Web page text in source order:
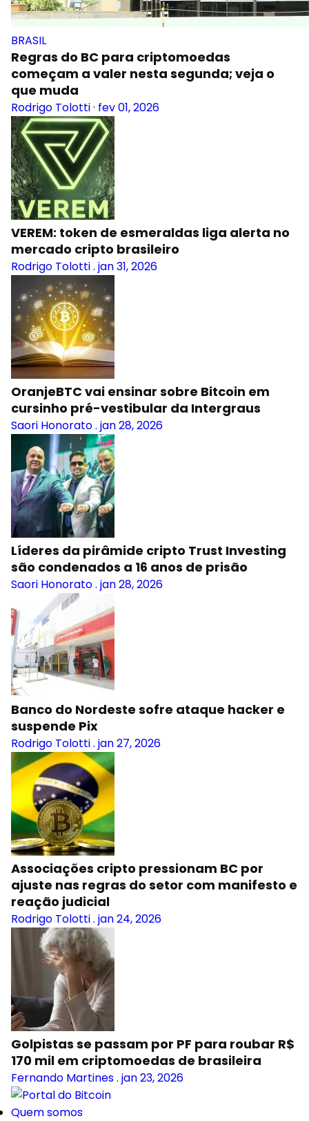
BRASIL
Regras do BC para criptomoedas
começam a valer nesta segunda; veja o
que muda
Rodrigo Tolotti· fev 01, 2026
VEREM: token de esmeraldas liga alerta no
mercado cripto brasileiro
Rodrigo Tolotti. jan 31, 2026
OranjeBTC vai ensinar sobre Bitcoin em
cursinho pré-vestibular da Intergraus
Saori Honorato. jan 28, 2026
Líderes da pirâmide cripto Trust Investing
são condenados a 16 anos de prisão
Saori Honorato. jan 28, 2026
Banco do Nordeste sofre ataque hacker e
suspende Pix
Rodrigo Tolotti. jan 27, 2026
Associações cripto pressionam BC por
ajuste nas regras do setor com manifesto e
reação judicial
Rodrigo Tolotti. jan 24, 2026
Golpistas se passam por PF para roubar R$
170 mil em criptomoedas de brasileira
Fernando Martines. jan 23, 2026
Quem somos